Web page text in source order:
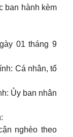
ban hành kèm
01 tháng 9
Cá nhân, tổ
Ủy ban nhân
nghèo theo